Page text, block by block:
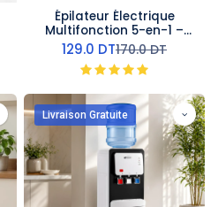
Épilateur Électrique
Multifonction 5-en-1 –
Kemei
129.0 DT170.0DT
Livraison Gratuite